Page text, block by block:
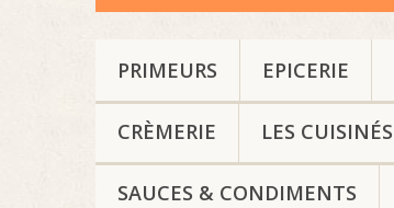
PRIMEURS EPICERIE
CRÈMERIE LES CUISINÉS
SAUCES & CONDIMENTS